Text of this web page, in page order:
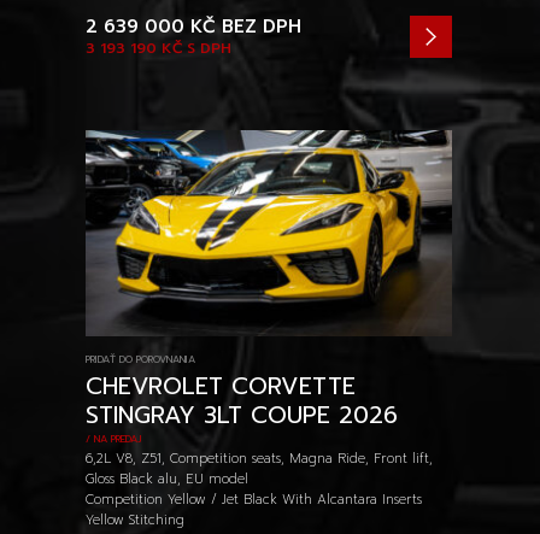
3 193 190 KČ S DPH
2 639 000 KČBEZ DPH
PRIDAŤ DO POROVNANIA
CHEVROLET CORVETTE
STINGRAY 3LT COUPE 2026
/ NA PREDAJ
6,2L V8, Z51, Competition seats, Magna Ride, Front lift,
Gloss Black alu, EU model
Competition Yellow / Jet Black With Alcantara Inserts
Yellow Stitching